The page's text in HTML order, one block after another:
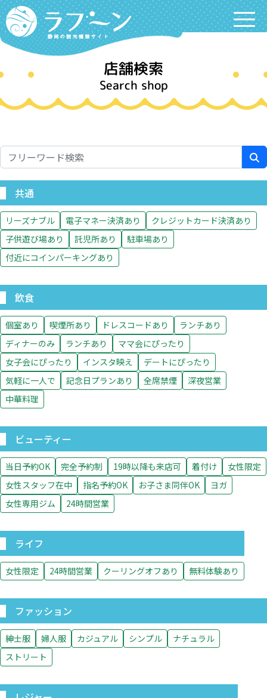
Labooon
店舗検索
Search shop
共通
リーズナブル 電子マネー決済あり
クレジットカード決済あり
子供遊び場あり
託児所あり
駐車場あり
付近にコインパーキングあり
飲食
個室あり 喫煙所あり ドレスコードあり
ランチあり
ディナーのみ
ランチあり
ママ会にぴったり
女子会にぴったり
インスタ映え
デートにぴったり
気軽に一人で
記念日プランあり 全席禁煙
深夜営業
中華料理
ビューティー
当日予約OK 完全予約制 19時以降も来店可 着付け
女性限定
女性スタッフ在中
指名予約OK お子さま同伴OK
ヨガ
女性専用ジム
24時間営業
ライフ
女性限定 24時間営業 クーリングオフあり 無料体験あり
ファッション
紳士服 婦人服 カジュアル シンプル
ナチュラル
ストリート